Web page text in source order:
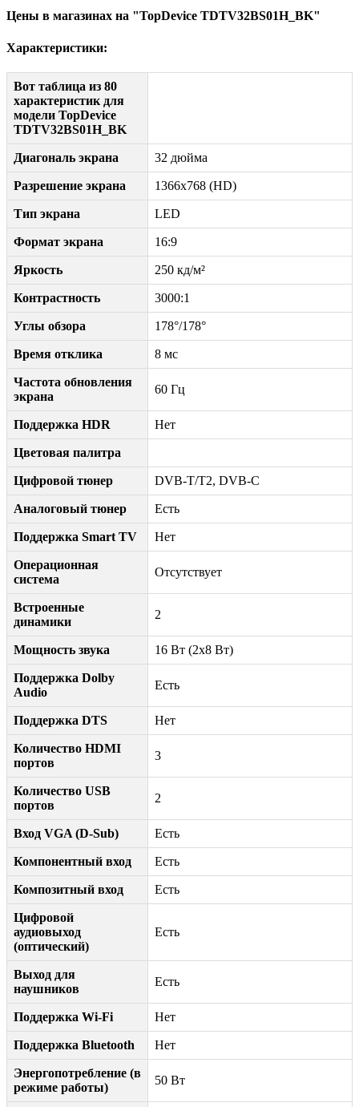
Цены в магазинах на "TopDevice TDTV32BS01H_BK"
Характеристики:
Вот таблица из 80
характеристик для
модели TopDevice
TDTV32BS01H_BK
Диагональ экрана 32 дюйма
Разрешение экрана 1366x768 (HD)
Тип экрана LED
Формат экрана 16:9
Яркость 250 кд/м²
Контрастность 3000:1
Углы обзора 178°/178°
Время отклика 8 мс
Частота обновления
экрана
60 Гц
Поддержка HDR Нет
Цветовая палитра
Цифровой тюнер DVB-T/T2, DVB-C
Аналоговый тюнер Есть
Поддержка Smart TV Нет
Операционная
система
Отсутствует
Встроенные
динамики
2
Мощность звука 16 Вт (2x8 Вт)
Поддержка Dolby
Audio
Есть
Поддержка DTS Нет
Количество HDMI
портов
3
Количество USB
портов
2
Вход VGA (D-Sub) Есть
Компонентный вход Есть
Композитный вход Есть
Цифровой
аудиовыход
(оптический)
Есть
Выход для
наушников
Есть
Поддержка Wi-Fi Нет
Поддержка Bluetooth Нет
Энергопотребление (в
режиме работы)
50 Вт